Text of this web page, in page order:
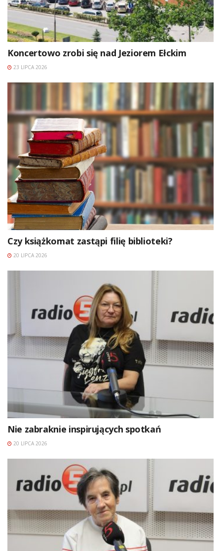
Koncertowo zrobi się nad Jeziorem Ełckim
23 LIPCA 2026
Czy książkomat zastąpi filię biblioteki?
20 LIPCA 2026
Nie zabraknie inspirujących spotkań
20 LIPCA 2026